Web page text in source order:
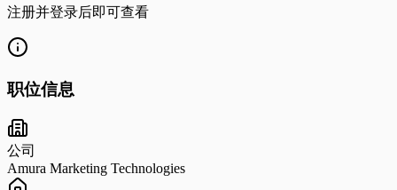
注册并登录后即可查看
职位信息
公司
Amura Marketing Technologies